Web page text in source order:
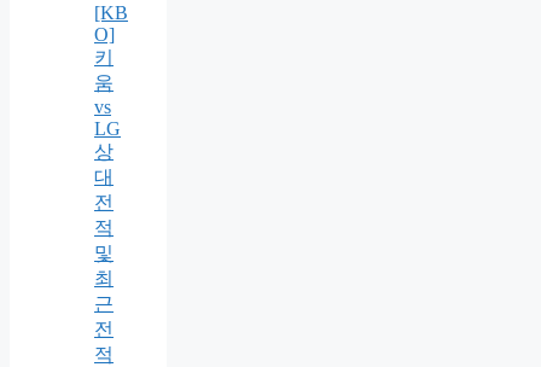
[KB
O]
키
움
vs
LG
상
대
전
적
및
최
근
전
적